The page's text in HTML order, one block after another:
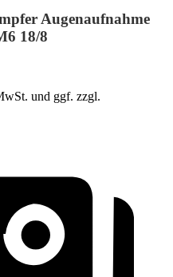
Augenaufnahme
18/8
und ggf. zzgl.